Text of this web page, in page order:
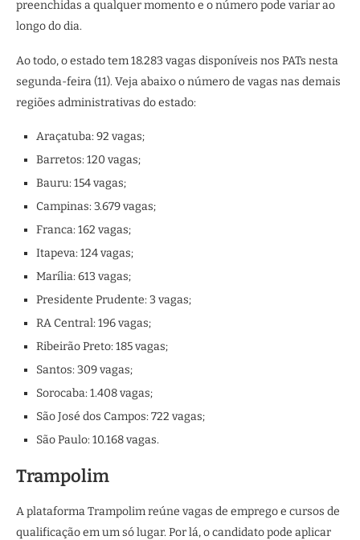
preenchidas a qualquer momento e o número pode variar ao
longo do dia.
Ao todo, o estado tem 18.283 vagas disponíveis nos PATs nesta
segunda-feira (11). Veja abaixo o número de vagas nas demais
regiões administrativas do estado:
Araçatuba: 92 vagas;
Barretos: 120 vagas;
Bauru: 154 vagas;
Campinas: 3.679 vagas;
Franca: 162 vagas;
Itapeva: 124 vagas;
Marília: 613 vagas;
Presidente Prudente: 3 vagas;
RA Central: 196 vagas;
Ribeirão Preto: 185 vagas;
Santos: 309 vagas;
Sorocaba: 1.408 vagas;
São José dos Campos: 722 vagas;
São Paulo: 10.168 vagas.
Trampolim
A plataforma Trampolim reúne vagas de emprego e cursos de
qualificação em um só lugar. Por lá, o candidato pode aplicar